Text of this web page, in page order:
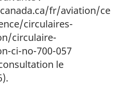
fr/aviation/ce
circulaires-
circulaire-
ci-no-700-057
le